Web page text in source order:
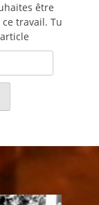
être
travail. Tu